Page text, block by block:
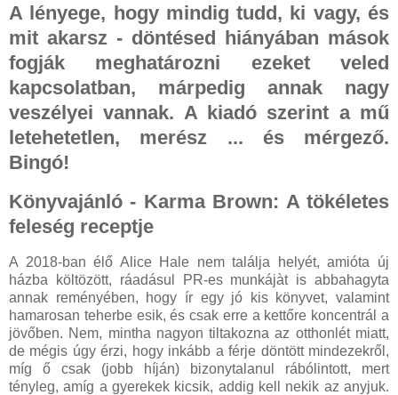
A lényege, hogy mindig tudd, ki vagy, és
mit akarsz - döntésed hiányában mások
fogják meghatározni ezeket veled
kapcsolatban, márpedig annak nagy
veszélyei vannak. A kiadó szerint a mű
letehetetlen, merész ... és mérgező.
Bingó!
Könyvajánló - Karma Brown: A tökéletes
feleség receptje
A 2018-ban élő Alice Hale nem találja helyét, amióta új
házba költözött, ráadásul PR-es munkájàt is abbahagyta
annak reményében, hogy ír egy jó kis könyvet, valamint
hamarosan teherbe esik, és csak erre a kettőre koncentrál a
jövőben. Nem, mintha nagyon tiltakozna az otthonlét miatt,
de mégis úgy érzi, hogy inkább a férje döntött mindezekről,
míg ő csak (jobb híján) bizonytalanul rábólintott, mert
tényleg, amíg a gyerekek kicsik, addig kell nekik az anyjuk.